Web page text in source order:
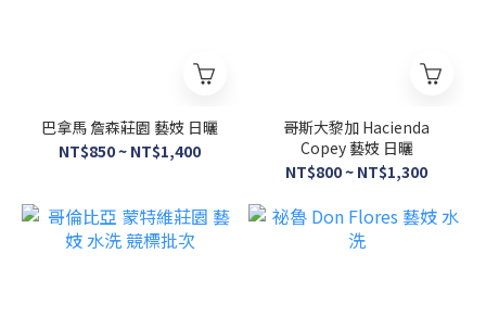
巴拿馬 詹森莊園 藝妓 日曬
NT$850 ~ NT$1,400
哥斯大黎加 Hacienda
Copey 藝妓 日曬
NT$800 ~ NT$1,300